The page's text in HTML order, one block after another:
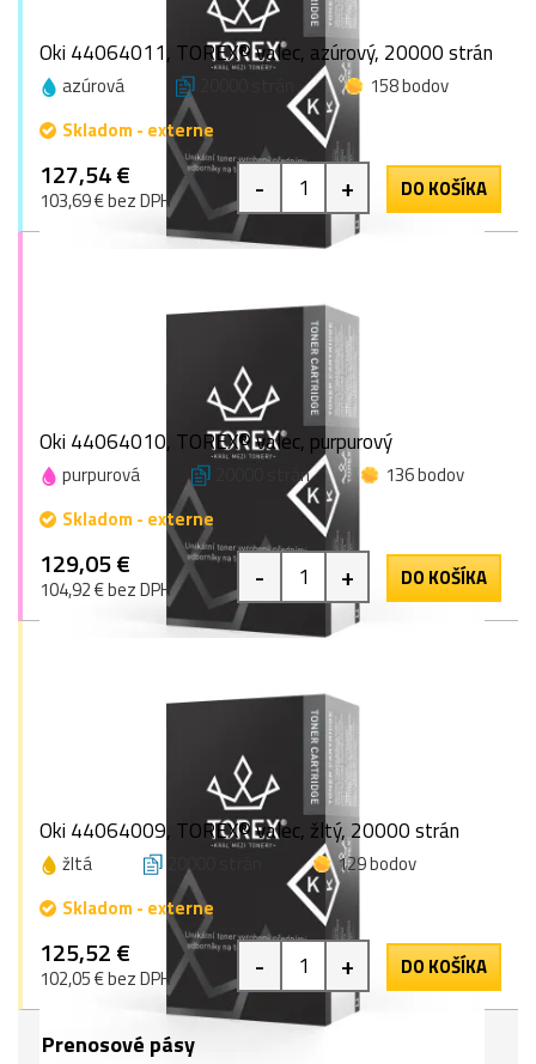
Oki 44064011, TOREX® valec, azúrový, 20000 strán
azúrová
158 bodov
Skladom - externe
127,54 €
103,69 € bez DPH - + DO KOŠÍKA
Oki 44064010, TOREX® valec, purpurový
purpurová 20000 strán
136 bodov
Skladom - externe
129,05 €
104,92 € bez DPH - + DO KOŠÍKA
Oki 44064009, TOREX® valec, žltý, 20000 strán
žltá 20000 strán
129 bodov
Skladom - externe
125,52 €
102,05 € bez DPH - + DO KOŠÍKA
Prenosové pásy